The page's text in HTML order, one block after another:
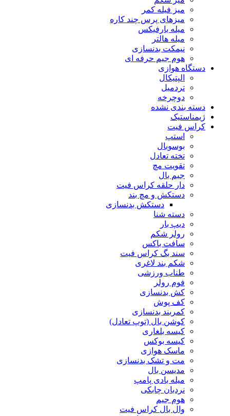
میز فیله کمر
میزهای پرس چند کاره
میله بارفیکس
میله هالتر
نیمکت بدنسازی
هوم جیم حرفه ای
دستگاه هوازی
الپتیکال
تردمیل
دوچرخه
دسته بندی نشده
ژیمناستیک
کراس فیت
استپ
بوسوبال
تخته تعادل
تقویت مچ
جیم بال
دار حلقه کراس فیت
دستکش و مچ بند
دستکش بدنسازی
دسته شنا
دیپ بار
رولر شکم
سافت باکس
سند بگ کراس فیت
شکم بند لاغری
طناب ورزشی
فوم رولر
کش بدنسازی
کف پوش
کمربند بدنسازی
کوشن بال (توپ تعادل)
کیسه بلغاری
کیسه بوکس
ماسک هوازی
مت و تشک بدنسازی
مدیسن بال
میله بادی پامپ
نردبان چابکی
هوم جیم
وال بال کراس فیت